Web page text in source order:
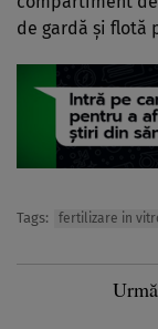
de gardă și flotă
Tags: fertilizare in